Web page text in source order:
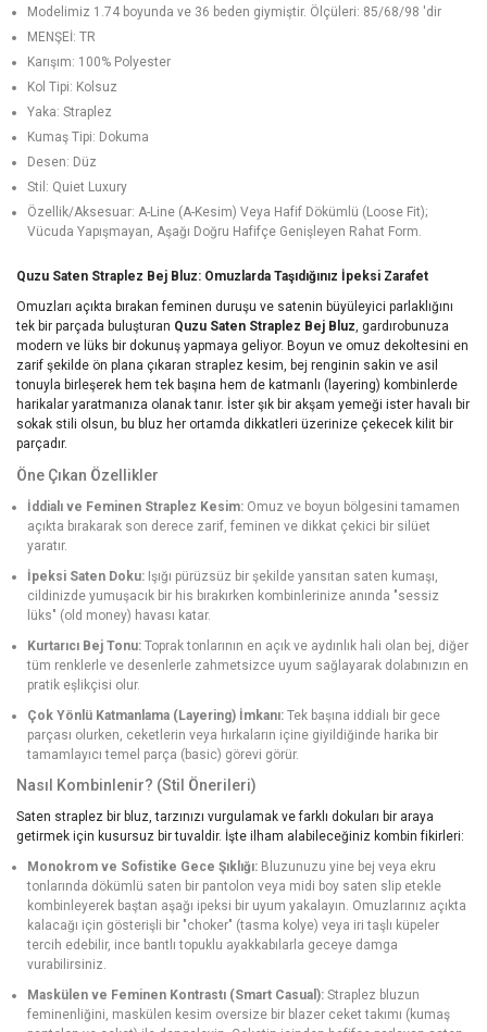
Modelimiz 1.74 boyunda ve 36 beden giymiştir. Ölçüleri: 85/68/98 'dir
MENŞEİ: TR
Karışım: 100% Polyester
Kol Tipi: Kolsuz
Yaka: Straplez
Kumaş Tipi: Dokuma
Desen: Düz
Stil: Quiet Luxury
Özellik/Aksesuar: A-Line (A-Kesim) Veya Hafif Dökümlü (Loose Fit);
Vücuda Yapışmayan, Aşağı Doğru Hafifçe Genişleyen Rahat Form.
Quzu Saten Straplez Bej Bluz: Omuzlarda Taşıdığınız İpeksi Zarafet
Omuzları açıkta bırakan feminen duruşu ve satenin büyüleyici parlaklığını
tek bir parçada buluşturan Quzu Saten Straplez Bej Bluz, gardırobunuza
modern ve lüks bir dokunuş yapmaya geliyor. Boyun ve omuz dekoltesini en
zarif şekilde ön plana çıkaran straplez kesim, bej renginin sakin ve asil
tonuyla birleşerek hem tek başına hem de katmanlı (layering) kombinlerde
harikalar yaratmanıza olanak tanır. İster şık bir akşam yemeği ister havalı bir
sokak stili olsun, bu bluz her ortamda dikkatleri üzerinize çekecek kilit bir
parçadır.
Öne Çıkan Özellikler
İddialı ve Feminen Straplez Kesim: Omuz ve boyun bölgesini tamamen
açıkta bırakarak son derece zarif, feminen ve dikkat çekici bir silüet
yaratır.
İpeksi Saten Doku: Işığı pürüzsüz bir şekilde yansıtan saten kumaşı,
cildinizde yumuşacık bir his bırakırken kombinlerinize anında "sessiz
lüks" (old money) havası katar.
Kurtarıcı Bej Tonu: Toprak tonlarının en açık ve aydınlık hali olan bej, diğer
tüm renklerle ve desenlerle zahmetsizce uyum sağlayarak dolabınızın en
pratik eşlikçisi olur.
Çok Yönlü Katmanlama (Layering) İmkanı: Tek başına iddialı bir gece
parçası olurken, ceketlerin veya hırkaların içine giyildiğinde harika bir
tamamlayıcı temel parça (basic) görevi görür.
Nasıl Kombinlenir? (Stil Önerileri)
Saten straplez bir bluz, tarzınızı vurgulamak ve farklı dokuları bir araya
getirmek için kusursuz bir tuvaldir. İşte ilham alabileceğiniz kombin fikirleri:
Monokrom ve Sofistike Gece Şıklığı: Bluzunuzu yine bej veya ekru
tonlarında dökümlü saten bir pantolon veya midi boy saten slip etekle
kombinleyerek baştan aşağı ipeksi bir uyum yakalayın. Omuzlarınız açıkta
kalacağı için gösterişli bir "choker" (tasma kolye) veya iri taşlı küpeler
tercih edebilir, ince bantlı topuklu ayakkabılarla geceye damga
vurabilirsiniz.
Maskülen ve Feminen Kontrastı (Smart Casual): Straplez bluzun
feminenliğini, maskülen kesim oversize bir blazer ceket takımı (kumaş